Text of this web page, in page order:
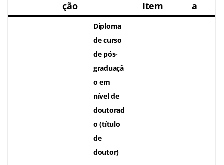
ção
Item
a
Diploma
de curso
de pós-
graduaçã
o em
nível de
doutorad
o (título
de
doutor)